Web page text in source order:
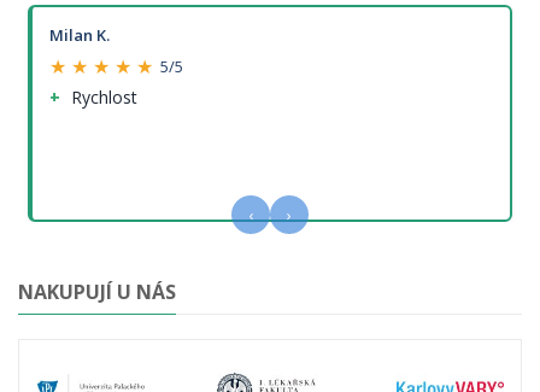
Milan K.
★ ★ ★ ★ ★ 5/5
Rychlost
‹ ›
NAKUPUJÍ U NÁS